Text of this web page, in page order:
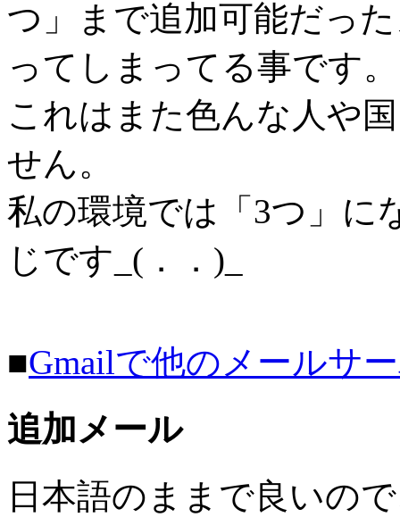
つ」まで追加可能だっ
ってしまってる事です。
これはまた色んな人や
せん。
私の環境では「3つ」に
じです_(．．)_
■Gmailで他のメールサ
追加メール
日本語のままで良いの